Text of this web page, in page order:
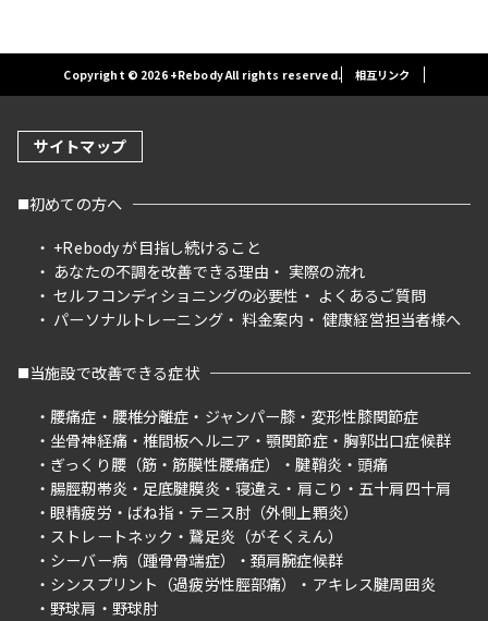
Copyright © 2026 +Rebody All rights reserved. 相互リンク
サイトマップ
初めての方へ
+Rebody が目指し続けること
あなたの不調を改善できる理由
実際の流れ
セルフコンディショニングの必要性
よくあるご質問
パーソナルトレーニング
料金案内 健康経営担当者様へ
当施設で改善できる症状
腰痛症
腰椎分離症 ジャンパー膝
変形性膝関節症
坐骨神経痛
椎間板ヘルニア 顎関節症
胸郭出口症候群
ぎっくり腰（筋・筋膜性腰痛症）
腱鞘炎
頭痛
腸脛靭帯炎
足底腱膜炎 寝違え 肩こり
五十肩四十肩
眼精疲労
ばね指
テニス肘（外側上顆炎）
ストレートネック
鵞足炎（がそくえん）
シーバー病（踵骨骨端症）
頚肩腕症候群
シンスプリント（過疲労性脛部痛）
アキレス腱周囲炎
野球肩
野球肘